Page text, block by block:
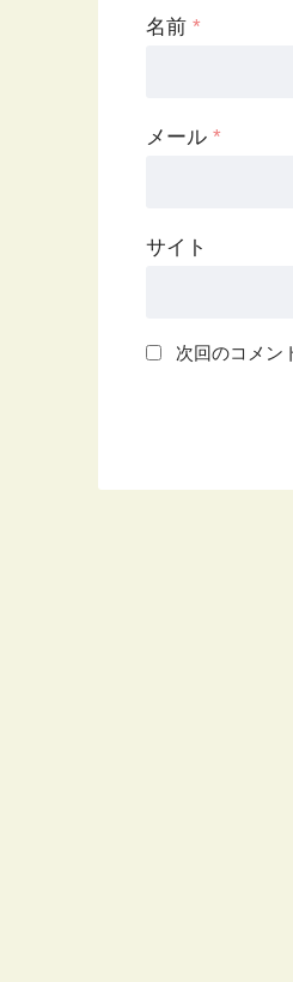
名前 *
メール *
サイト
次回のコメン